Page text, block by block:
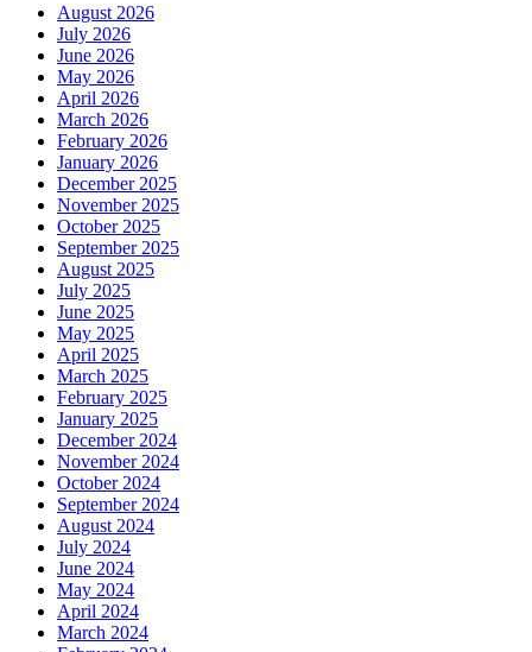
August 2026
July 2026
June 2026
May 2026
April 2026
March 2026
February 2026
January 2026
December 2025
November 2025
October 2025
September 2025
August 2025
July 2025
June 2025
May 2025
April 2025
March 2025
February 2025
January 2025
December 2024
November 2024
October 2024
September 2024
August 2024
July 2024
June 2024
May 2024
April 2024
March 2024